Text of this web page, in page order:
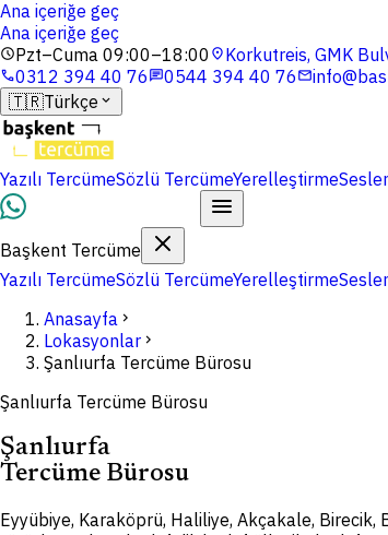
Ana içeriğe geç
Ana içeriğe geç
schedulePzt–Cuma 09:00–18:00 location_onKorkutreis, GMK
phone0312 394 40 76chat0544 394 40 76mail
🇹🇷Türkçe expand_more
Yazılı TercümeSözlü TercümeYerelleştirme
Başkent Tercüme
Yazılı TercümeSözlü TercümeYerelleştirme
Anasayfa chevron_right
Lokasyonlar chevron_right
Şanlıurfa Tercüme Bürosu
Şanlıurfa Tercüme Bürosu
Şanlıurfa
Tercüme Bürosu
Eyyübiye, Karaköprü, Haliliye, Akçakale,